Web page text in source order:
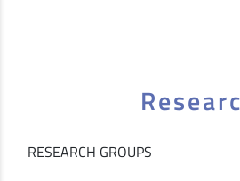
RESEARCH GROUPS